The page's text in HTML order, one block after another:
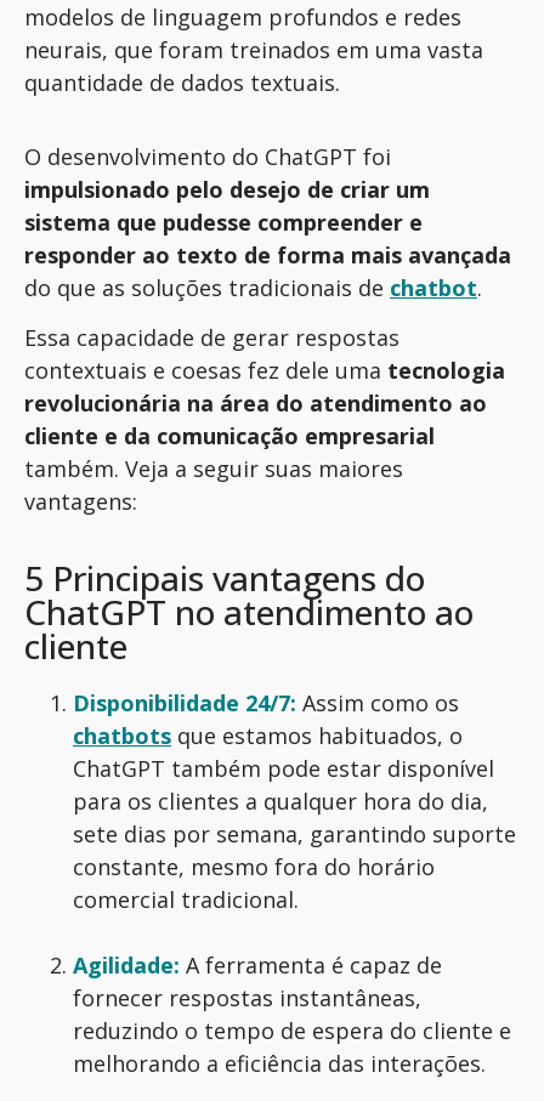
modelos de linguagem profundos e redes
neurais, que foram treinados em uma vasta
quantidade de dados textuais.
O desenvolvimento do ChatGPT foi
impulsionado pelo desejo de criar um
sistema que pudesse compreender e
responder ao texto de forma mais avançada
do que as soluções tradicionais de chatbot.
Essa capacidade de gerar respostas
contextuais e coesas fez dele uma tecnologia
revolucionária na área do atendimento ao
cliente e da comunicação empresarial
também. Veja a seguir suas maiores
vantagens:
5 Principais vantagens do
ChatGPT no atendimento ao
cliente
Disponibilidade 24/7: Assim como os
chatbots que estamos habituados, o
ChatGPT também pode estar disponível
para os clientes a qualquer hora do dia,
sete dias por semana, garantindo suporte
constante, mesmo fora do horário
comercial tradicional.
Agilidade: A ferramenta é capaz de
fornecer respostas instantâneas,
reduzindo o tempo de espera do cliente e
melhorando a eficiência das interações.